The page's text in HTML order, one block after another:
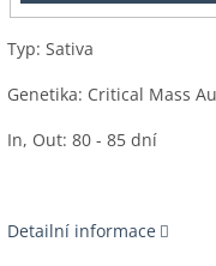
Typ: Sativa
Genetika: Critical Mass
In, Out: 80 - 85 dní
Detailní informace